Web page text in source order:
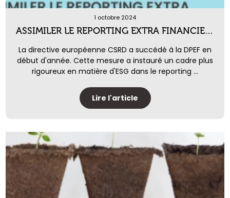
1 octobre 2024
ASSIMILER LE REPORTING EXTRA FINANCIER ET L'ESG REPORTING
La directive européenne CSRD a succédé à la DPEF en
début d'année. Cette mesure a instauré un cadre plus
rigoureux en matière d'ESG dans le reporting ...
Lire l'article